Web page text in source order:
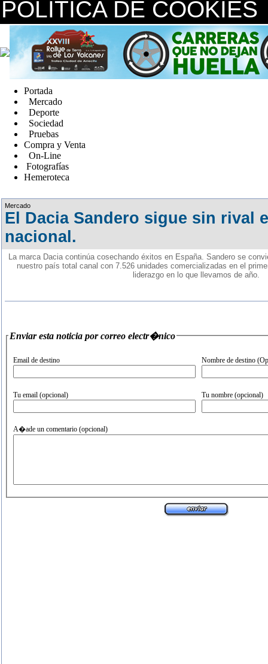
POLÍTICA DE COOKIES
replica watches canada
Portada
Mercado
Deporte
Sociedad
Pruebas
Compra y Venta
On-Line
Fotografías
Hemeroteca
Fake Watches
Mercado
El Dacia Sandero sigue sin rival
nacional.
La marca Dacia continúa cosechando éxitos en España. Sandero se
nuestro país total canal con 7.526 unidades comercializadas en el
liderazgo en lo que llevamos de año.
Enviar esta noticia por correo electr�nico
Email de destino Nombre de destino
Tu email (opcional) Tu nombre (opcional)
A�ade un comentario (opcional)